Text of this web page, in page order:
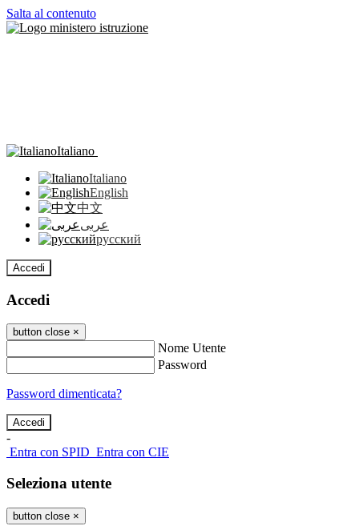
Salta al contenuto
Italiano
Italiano
English
中文
عربى
русский
Accedi
Accedi
button close ×
Nome Utente
Password
Password dimenticata?
-
Entra con SPID Entra con CIE
Seleziona utente
button close ×